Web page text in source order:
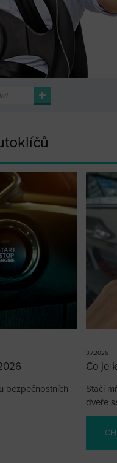
bezpečnostních
3.7.2026
Co je
Stačí
dveře